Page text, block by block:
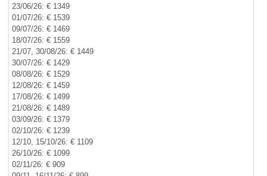
23/06/26: € 1349
01/07/26: € 1539
09/07/26: € 1469
18/07/26: € 1559
21/07, 30/08/26: € 1449
30/07/26: € 1429
08/08/26: € 1529
12/08/26: € 1459
17/08/26: € 1499
21/08/26: € 1489
03/09/26: € 1379
02/10/26: € 1239
12/10, 15/10/26: € 1109
26/10/26: € 1099
02/11/26: € 909